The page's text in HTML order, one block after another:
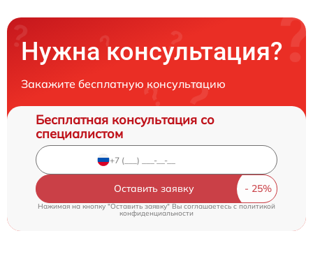
Нужна консультация?
Закажите бесплатную консультацию
Бесплатная консультация со
специалистом
Оставить заявку
Нажимая на кнопку "Оставить заявку" Вы соглашаетесь c политикой
конфиденциальности